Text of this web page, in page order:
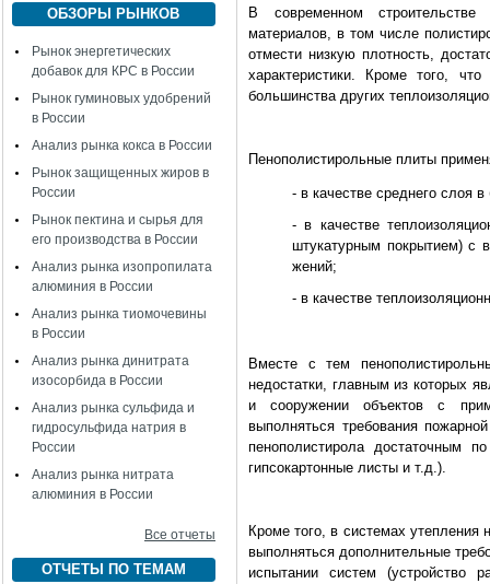
ОБЗОРЫ РЫНКОВ
Рынок энергетических
добавок для КРС в России
Рынок гуминовых удобрений
в России
Анализ рынка кокса в России
Рынок защищенных жиров в
России
Рынок пектина и сырья для
его производства в России
Анализ рынка изопропилата
алюминия в России
Анализ рынка тиомочевины
в России
Анализ рынка динитрата
изосорбида в России
Анализ рынка сульфида и
гидросульфида натрия в
России
Анализ рынка нитрата
алюминия в России
Все отчеты
ОТЧЕТЫ ПО ТЕМАМ
В современном
материалов, в том числе
отмести низкую плотность,
характеристики. Кроме того,
большинства других
Пенополистирольные плиты
- в качестве среднего слоя
- в качестве
штукатурным покрытием) с
жений;
- в качестве
Вместе с тем
недостатки, главным из которых
и сооружении объектов с
выполняться требования
пенополистирола достаточным
гипсокартонные листы и т.д.).
Кроме того, в системах
выполняться дополнительные
испытании систем (устройство